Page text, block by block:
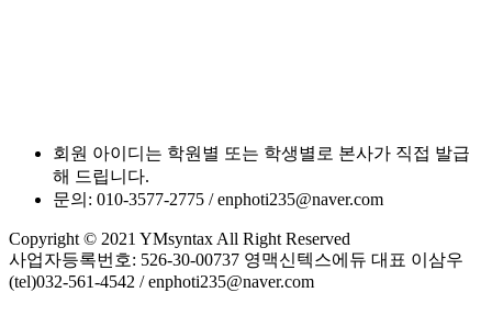
회원 아이디는 학원별 또는 학생별로 본사가 직접 발급
해 드립니다.
문의: 010-3577-2775 / enphoti235@naver.com
Copyright © 2021 YMsyntax All Right Reserved
사업자등록번호: 526-30-00737 영맥신텍스에듀 대표 이삼우
(tel)032-561-4542 / enphoti235@naver.com